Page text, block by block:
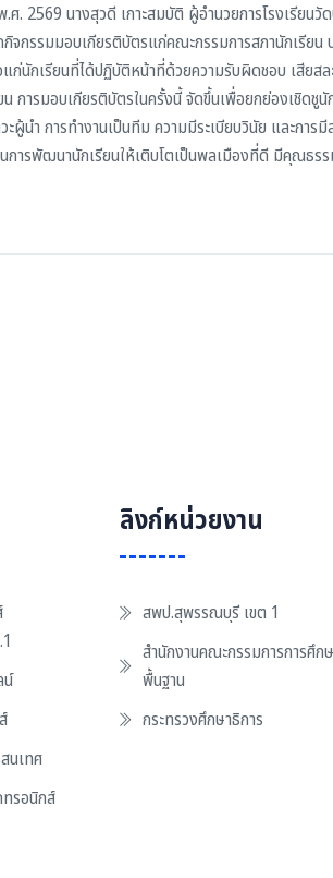
. 2569 นางสุวดี เกาะสมบัติ ผู้อำนวยการโรงเรียน
จกรรมมอบเกียรติบัตรแก่คณะกรรมการสภานักเรียน
ก่นักเรียนที่ได้ปฏิบัติหน้าที่ด้วยความรับผิดชอบ เสียสล
การมอบเกียรติบัตรในครั้งนี้ จัดขึ้นเพื่อยกย่องเชิดชู
ะผู้นำ การทำงานเป็นทีม ความมีระเบียบวินัย และการ
การพัฒนานักเรียนให้เติบโตเป็นพลเมืองที่ดี มีคุณธร
น์
นเทศ
ทรอนิกส์
ลิงก์หน่วยงาน
สพป.สุพรรณบุรี เขต 1
สำนักงานคณะกรรมการการศึก
พื้นฐาน
กระทรวงศึกษาธิการ